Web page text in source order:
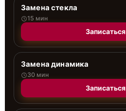
Замена стекла
15 мин
Записаться
Замена динамика
30 мин
Записаться